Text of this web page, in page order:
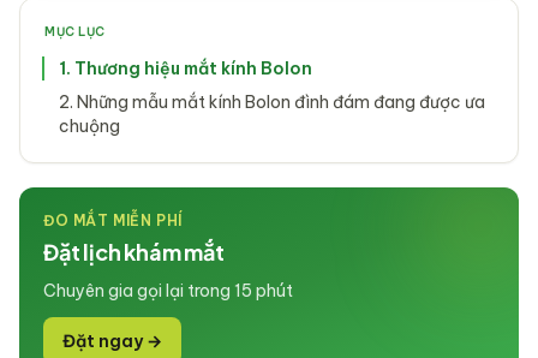
MỤC LỤC
1. Thương hiệu mắt kính Bolon
2. Những mẫu mắt kính Bolon đình đám đang được ưa
chuộng
ĐO MẮT MIỄN PHÍ
Đặt lịch khám mắt
Chuyên gia gọi lại trong 15 phút
Đặt ngay →